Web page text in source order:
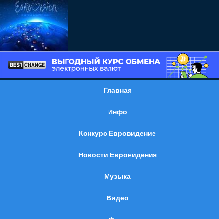
Главная
Инфо
Конкурс Евровидение
Новости Евровидения
Музыка
Видео